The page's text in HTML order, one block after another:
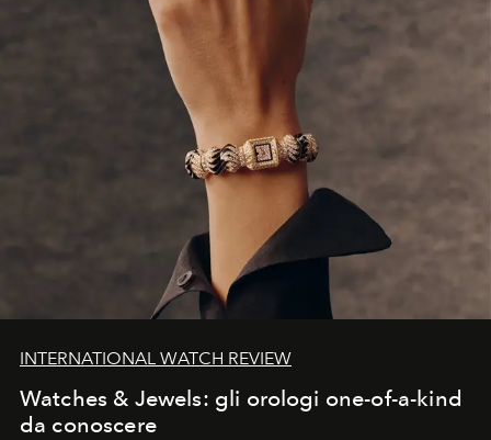
INTERNATIONAL WATCH REVIEW
Watches & Jewels: gli orologi one-of-a-kind
da conoscere